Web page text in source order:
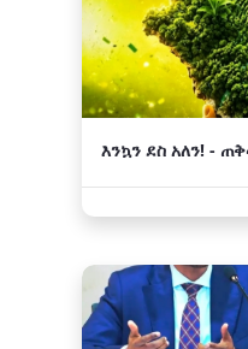
እንኳን ደስ አለን! -